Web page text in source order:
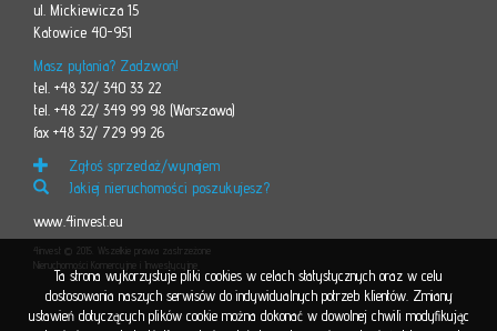
ul. Mickiewicza 15
Katowice 40-951
Masz pytania? Zadzwoń!
tel. +48 32/ 340 33 22
tel. +48 22/ 349 99 98 (Warszawa)
fax +48 32/ 729 99 26
Zgłoś sprzedaż/wynajem
Jakiej nieruchomości poszukujesz?
www.4invest.eu
4invest © 2015. Wszelkie prawa zastrzeżone
Nieruchomości Komercyjne i Inwestycyjne
Ta strona wykorzystuje pliki cookies w celach statystycznych oraz w celu
dostosowania naszych serwisów do indywidualnych potrzeb klientów. Zmiany
ustawień dotyczących plików cookie można dokonać w dowolnej chwili modyfikując